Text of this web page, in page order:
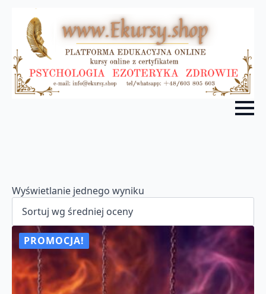
Wyświetlanie jednego wyniku
PROMOCJA!